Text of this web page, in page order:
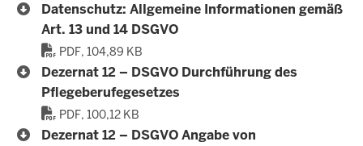
Datenschutz: Allgemeine Informationen gemäß
Art. 13 und 14 DSGVO
PDF, 104,89 KB
Dezernat 12 – DSGVO Durchführung des
Pflegeberufegesetzes
PDF, 100,12 KB
Dezernat 12 – DSGVO Angabe von